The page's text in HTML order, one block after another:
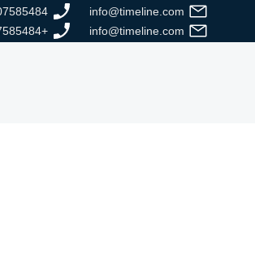
info@timeline.com
info@timeline.com
+201107585484